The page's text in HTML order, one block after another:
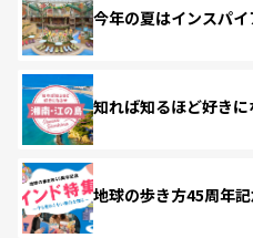
今年の夏はインスパイ
知れば知るほど好き
地球の歩き方45周年